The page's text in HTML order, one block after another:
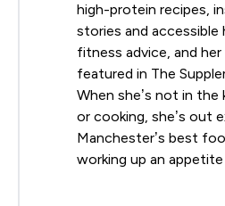
high-protein recipes,
stories and accessible
fitness advice, and her
featured in The
When she’s not in the
or cooking, she’s out
Manchester’s best
working up an appetite